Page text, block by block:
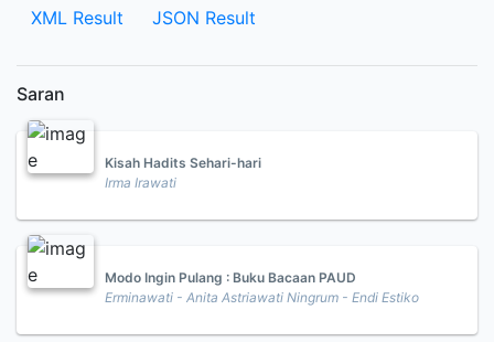
XML Result JSON Result
Saran
Kisah Hadits Sehari-hari
Irma Irawati
Modo Ingin Pulang : Buku Bacaan PAUD
Erminawati - Anita Astriawati Ningrum - Endi Estiko